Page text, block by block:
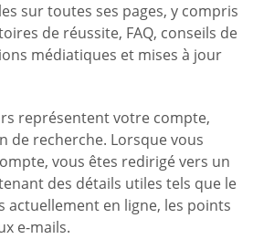
sur toutes ses pages, y compris
de réussite, FAQ, conseils de
médiatiques et mises à jour
représentent votre compte,
de recherche. Lorsque vous
vous êtes redirigé vers un
des détails utiles tels que le
actuellement en ligne, les points
e-mails.